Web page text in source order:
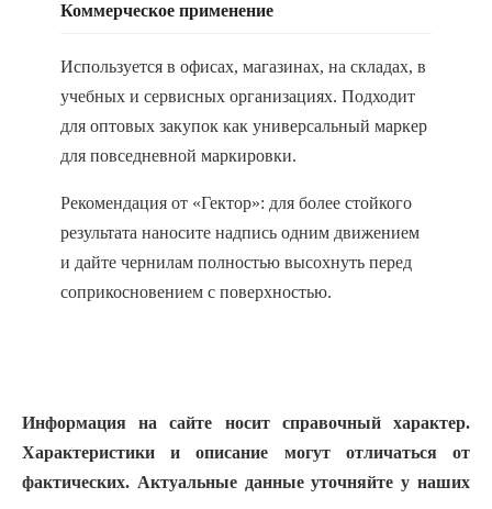
Коммерческое применение
Используется в офисах, магазинах, на складах, в
учебных и сервисных организациях. Подходит
для оптовых закупок как универсальный маркер
для повседневной маркировки.
Рекомендация от «Гектор»: для более стойкого
результата наносите надпись одним движением
и дайте чернилам полностью высохнуть перед
соприкосновением с поверхностью.
Информация на сайте носит справочный характер.
Характеристики и описание могут отличаться от
фактических. Актуальные данные уточняйте у наших